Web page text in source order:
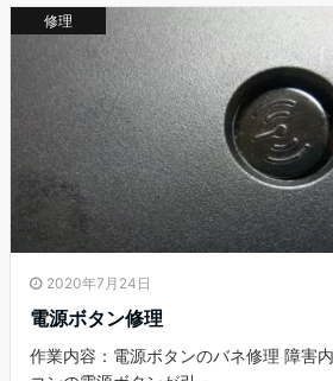
修理
2020年7月24日
電源ボタン修理
作業内容：電源ボタンのバネ修理 障害